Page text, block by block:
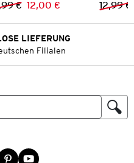
Vorheriger Preis:
€ Neuer Preis:
12,00 € 12,99 €
LIEFERUNG
Filialen